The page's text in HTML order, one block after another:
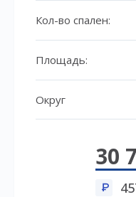
Кол-во спален:
Площадь:
Округ
30